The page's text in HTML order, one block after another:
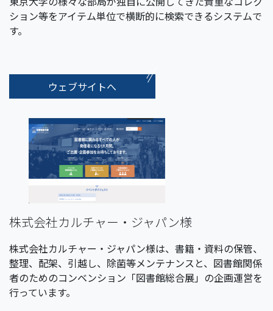
ション等をアイテム単位で横断的に検索できるシステムで
す。
ウェブサイトへ
株式会社カルチャー・ジャパン様
株式会社カルチャー・ジャパン様は、書籍・資料の保管、
整理、配架、引越し、除菌等メンテナンスと、図書館関係
者のためのコンベンション「図書館総合展」の企画運営を
行っています。